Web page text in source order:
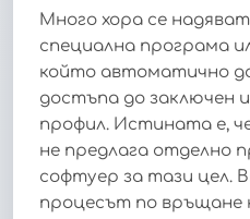
Много хора се
специална програма
който автоматично
достъпа до заключен
профил. Истината е,
не предлага отделно
софтуер за тази цел.
процесът по връщане